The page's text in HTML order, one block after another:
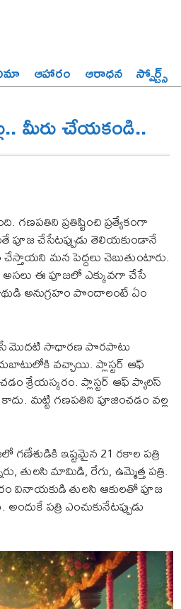
ఆహారం ఆరాధన స్పోర్ట్స్‌
మీరు చేయకండి..
ప్రతిష్టించి ప్రత్యేకంగా
చేసేటప్పుడు తెలియకుండానే
మన పెద్దలు చెబుతుంటారు.
ఈ పూజలో ఎక్కువగా చేసే
అనుగ్రహం పొందాలంటే ఏం
మొదటి సాధారణ పొరపాటు
వచ్చాయి. ప్లాస్టర్ ఆఫ్
శ్రేయస్కరం. ప్లాస్టర్ ఆఫ్ ప్యారిస్
మట్టి గణపతిని పూజించడం వల్ల
గణేశుడికి ఇష్టమైన 21 రకాల పత్రి
తులసి మామిడి, రేగు, ఉమ్మెత్త పత్రి.
వినాయకుడి తులసి ఆకులతో పూజ
పత్రి ఎంచుకునేటప్పుడు